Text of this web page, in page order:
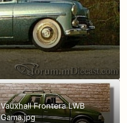
Vauxhall Frontera LWB
Gama.jpg